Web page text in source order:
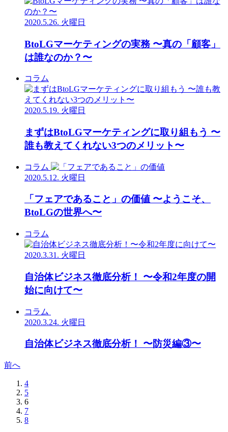
2020.5.26. 火曜日
BtoLGマーケティングの実務 〜真の「顧客」
は誰なのか？〜
コラム
2020.5.19. 火曜日
まずはBtoLGマーケティングに取り組もう 〜
誰も教えてくれない3つのメリット〜
コラム
2020.5.12. 火曜日
「フェアであること」の価値 〜ようこそ、
BtoLGの世界へ〜
コラム
2020.3.31. 火曜日
自治体ビジネス徹底分析！ 〜令和2年度の開
始に向けて〜
コラム
2020.3.24. 火曜日
自治体ビジネス徹底分析！ 〜防災編③〜
前へ
4
5
6
7
8